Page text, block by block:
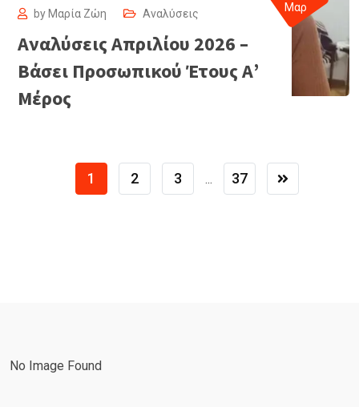
by Μαρία Ζώη Αναλύσεις
Αναλύσεις Απριλίου 2026 –
Βάσει Προσωπικού Έτους Α’
Μέρος
Μαρ
1 2 3 ... 37
No Image Found